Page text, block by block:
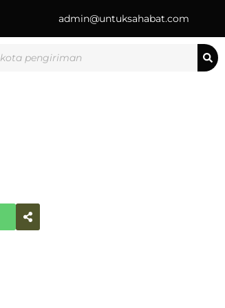
admin@untuksahabat.com